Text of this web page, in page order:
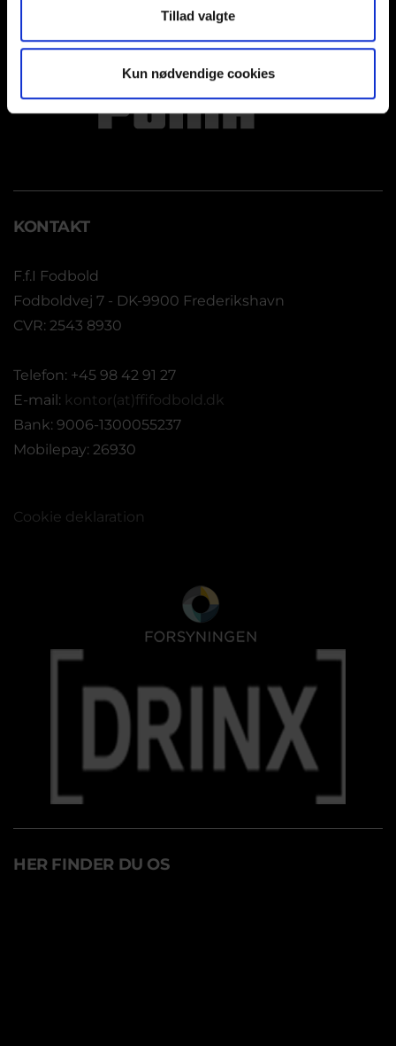
Tillad valgte
Kun nødvendige cookies
KONTAKT
F.f.I Fodbold
Fodboldvej 7 - DK-9900 Frederikshavn
CVR: 2543 8930
Telefon: +45 98 42 91 27
E-mail: kontor(at)ffifodbold.dk
Bank: 9006-1300055237
Mobilepay: 26930
Cookie deklaration
HER FINDER DU OS